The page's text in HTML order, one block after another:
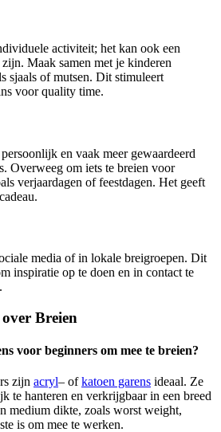
activiteit; het kan ook een
Maak samen met je kinderen
sjaals of mutsen. Dit stimuleert
voor quality time.
en vaak meer gewaardeerd
Overweeg om iets te breien voor
verjaardagen of feestdagen. Het geeft
media of in lokale breigroepen. Dit
inspiratie op te doen en in contact te
over Breien
voor beginners om mee te breien?
zijn acryl– ofkatoen garens ideaal. Ze
te hanteren en verkrijgbaar in een breed
medium dikte, zoals worst weight,
is om mee te werken.